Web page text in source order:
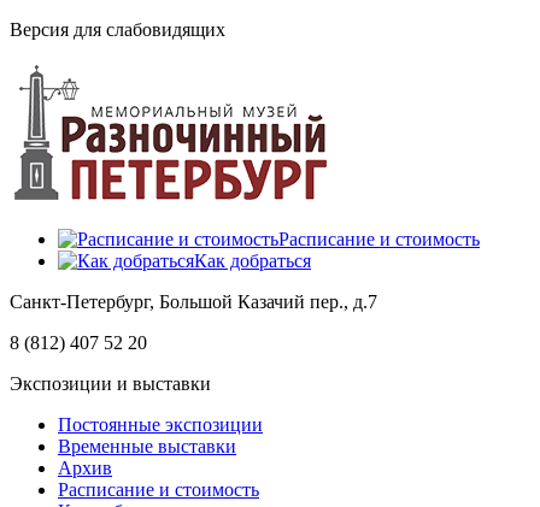
Версия для слабовидящих
Расписание и стоимость
Как добраться
Санкт-Петербург, Большой Казачий пер., д.7
8 (812) 407 52 20
Экспозиции и выставки
Постоянные экспозиции
Временные выставки
Архив
Расписание и стоимость